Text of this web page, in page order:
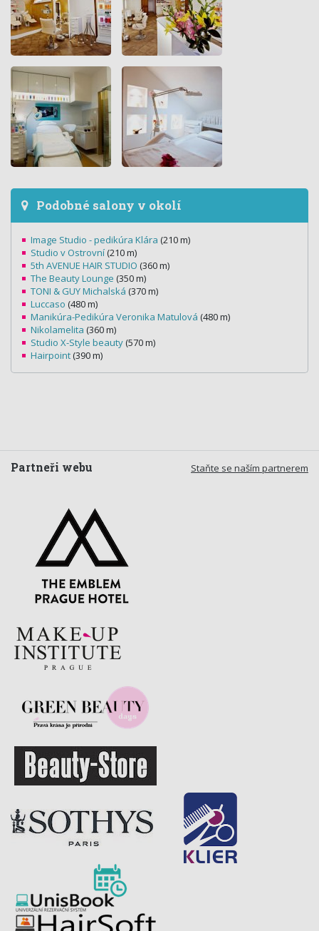
Podobné salony v okolí
Image Studio - pedikúra Klára (210 m)
Studio v Ostrovní (210 m)
5th AVENUE HAIR STUDIO (360 m)
The Beauty Lounge (350 m)
TONI & GUY Michalská (370 m)
Luccaso (480 m)
Manikúra-Pedikúra Veronika Matulová (480 m)
Nikolamelita (360 m)
Studio X-Style beauty (570 m)
Hairpoint (390 m)
Staňte se naším partnerem
Partneři webu